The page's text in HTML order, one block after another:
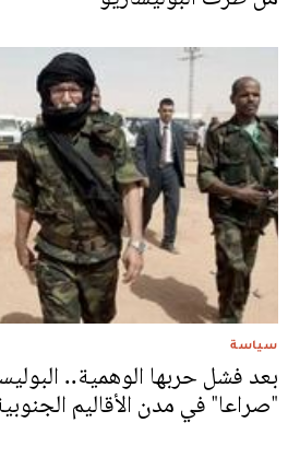
سياسة
بعد فشل حربها الوهمية..
"صراعا" في مدن الأقاليم